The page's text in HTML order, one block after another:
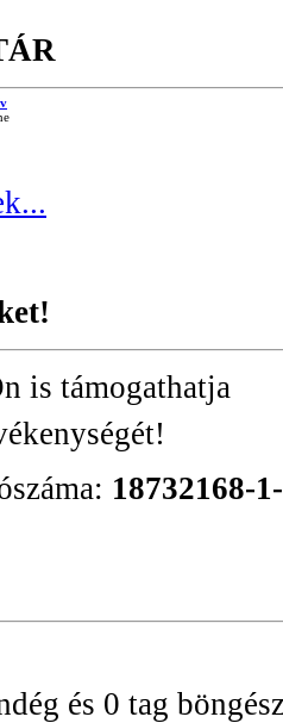
is támogathatja
18732168-
és 0 tag